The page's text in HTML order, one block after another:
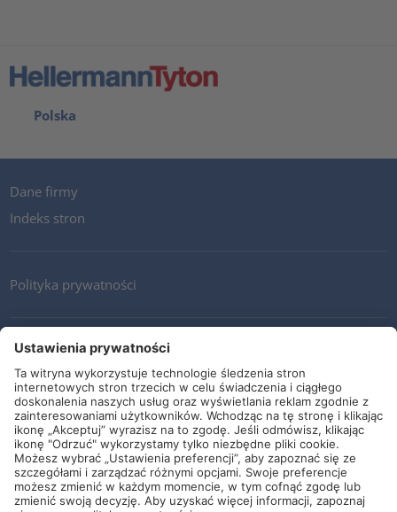
Polska
Dane firmy
Indeks stron
Polityka prywatności
Kontakt
Newsletter
Ogólne warunki i dostawy